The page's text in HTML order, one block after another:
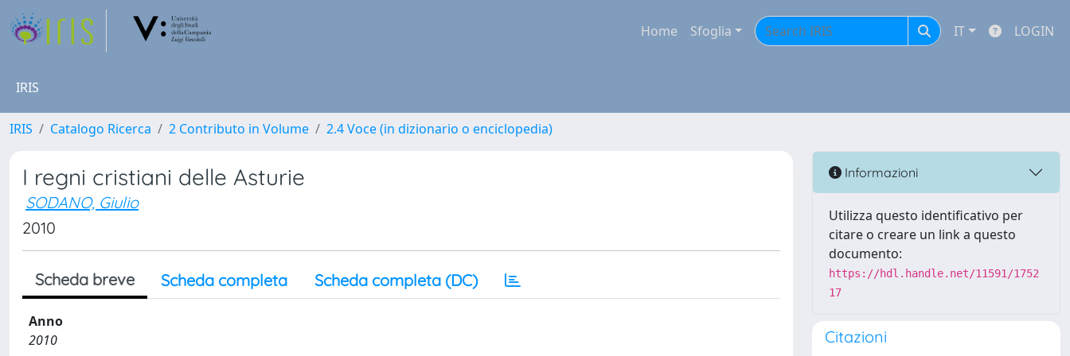
Home Sfoglia IT LOGIN
IRIS
IRIS Catalogo Ricerca 2 Contributo in Volume 2.4 Voce (in dizionario o enciclopedia)
I regni cristiani delle Asturie
SODANO, Giulio
2010
Scheda breve Scheda completa Scheda completa (DC)
Anno
2010
Informazioni
Utilizza questo identificativo per
citare o creare un link a questo
documento:
https://hdl.handle.net/11591/1752
17
Citazioni